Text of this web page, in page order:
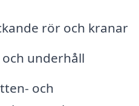
rör och kranar
underhåll
och